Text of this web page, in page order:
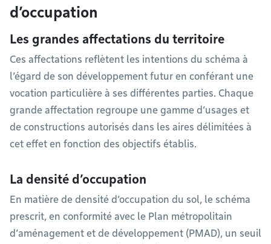
d’occupation
Les grandes affectations du territoire
Ces affectations reflètent les intentions du schéma à
l’égard de son développement futur en conférant une
vocation particulière à ses différentes parties. Chaque
grande affectation regroupe une gamme d’usages et
de constructions autorisés dans les aires délimitées à
cet effet en fonction des objectifs établis.
La densité d’occupation
En matière de densité d’occupation du sol, le schéma
prescrit, en conformité avec le Plan métropolitain
d’aménagement et de développement (PMAD), un seuil